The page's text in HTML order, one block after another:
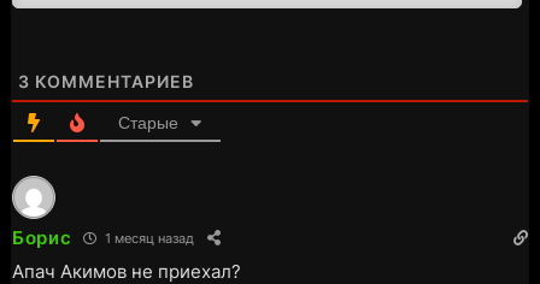
3 КОММЕНТАРИЕВ
Старые
Борис 1 месяц назад
Апач Акимов не приехал?